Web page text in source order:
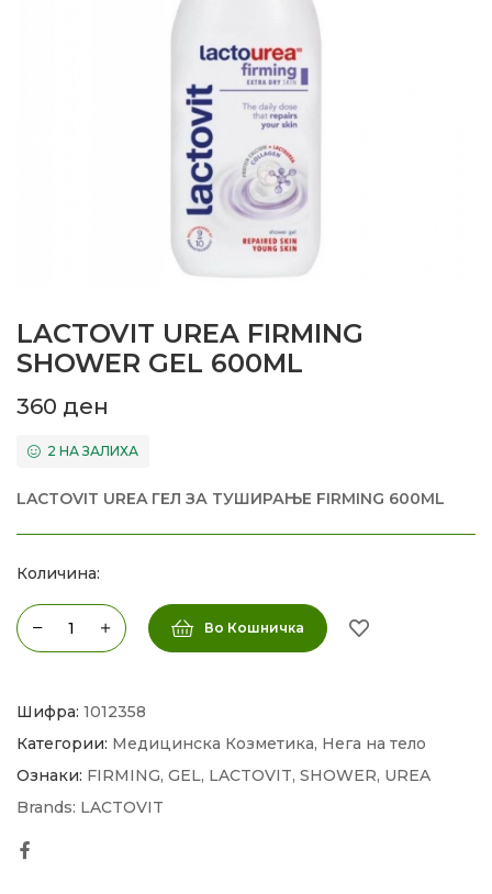
LACTOVIT UREA FIRMING
SHOWER GEL 600ML
360 ден
2 НА ЗАЛИХА
LACTOVIT UREA ГЕЛ ЗА ТУШИРАЊЕ FIRMING 600ML
Количина:
Во Кошничка
Шифра: 1012358
Категории: Медицинска Козметика, Нега на тело
Ознаки: FIRMING, GEL, LACTOVIT, SHOWER, UREA
Brands: LACTOVIT